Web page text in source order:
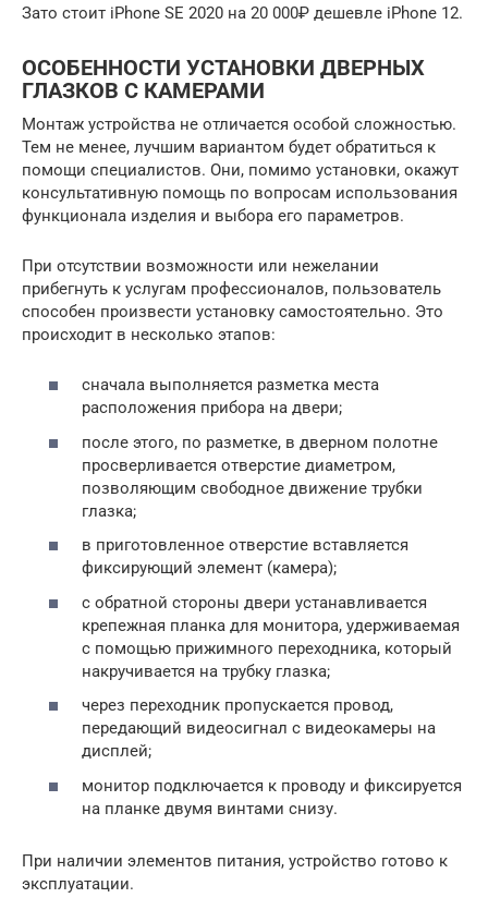
Зато стоит iPhone SE 2020 на 20 000₽ дешевле iPhone 12.
ОСОБЕННОСТИ УСТАНОВКИ ДВЕРНЫХ
ГЛАЗКОВ С КАМЕРАМИ
Монтаж устройства не отличается особой сложностью.
Тем не менее, лучшим вариантом будет обратиться к
помощи специалистов. Они, помимо установки, окажут
консультативную помощь по вопросам использования
функционала изделия и выбора его параметров.
При отсутствии возможности или нежелании
прибегнуть к услугам профессионалов, пользователь
способен произвести установку самостоятельно. Это
происходит в несколько этапов:
сначала выполняется разметка места
расположения прибора на двери;
после этого, по разметке, в дверном полотне
просверливается отверстие диаметром,
позволяющим свободное движение трубки
глазка;
в приготовленное отверстие вставляется
фиксирующий элемент (камера);
с обратной стороны двери устанавливается
крепежная планка для монитора, удерживаемая
с помощью прижимного переходника, который
накручивается на трубку глазка;
через переходник пропускается провод,
передающий видеосигнал с видеокамеры на
дисплей;
монитор подключается к проводу и фиксируется
на планке двумя винтами снизу.
При наличии элементов питания, устройство готово к
эксплуатации.